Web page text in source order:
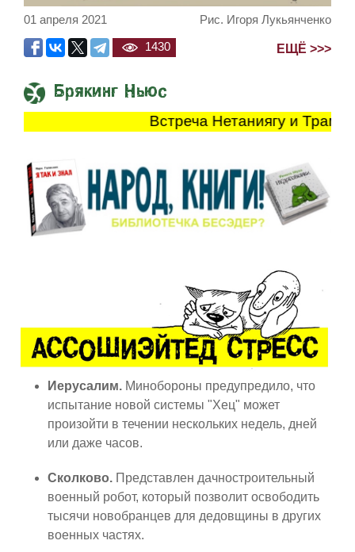
Рис. Игоря Лукьянченко
01 апреля 2021
1430 ЕЩЁ >>>
Брякинг Ньюс
Встреча Нетаниягу и Трампа
Иерусалим. Минобороны предупредило, что
испытание новой системы "Хец" может
произойти в течении нескольких недель, дней
или даже часов.
Сколково. Представлен дачностроительный
военный робот, который позволит освободить
тысячи новобранцев для дедовщины в других
военных частях.